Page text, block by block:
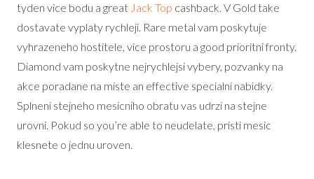
tyden vice bodu a great Jack Top cashback. V Gold take
dostavate vyplaty rychleji. Rare metal vam poskytuje
vyhrazeneho hostitele, vice prostoru a good prioritni fronty.
Diamond vam poskytne nejrychlejsi vybery, pozvanky na
akce poradane na miste an effective specialni nabidky.
Splneni stejneho mesicniho obratu vas udrzi na stejne
urovni. Pokud so you’re able to neudelate, pristi mesic
klesnete o jednu uroven.